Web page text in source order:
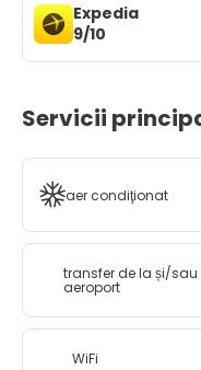
Expedia
9/10
Servicii
aer condiţionat
transfer de la și/sau
aeroport
WiFi